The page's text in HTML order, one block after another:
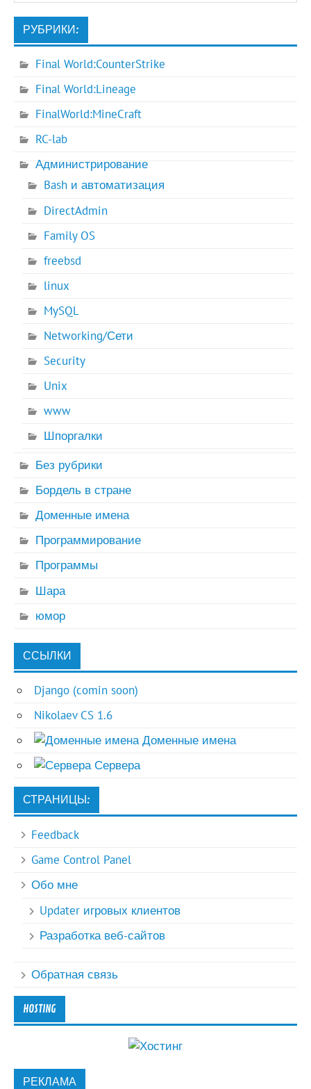
РУБРИКИ:
Final World:CounterStrike
Final World:Lineage
FinalWorld:MineCraft
RC-lab
Администрирование
Bash и автоматизация
DirectAdmin
Family OS
freebsd
linux
MySQL
Networking/Сети
Security
Unix
www
Шпоргалки
Без рубрики
Бордель в стране
Доменные имена
Программирование
Программы
Шара
юмор
ССЫЛКИ
Django (comin soon)
Nikolaev CS 1.6
Доменные имена
Сервера
СТРАНИЦЫ:
Feedback
Game Control Panel
Обо мне
Updater игровых клиентов
Разработка веб-сайтов
Обратная связь
HOSTING
РЕКЛАМА